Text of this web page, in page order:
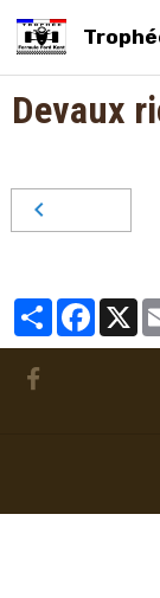
Devaux
Partager X